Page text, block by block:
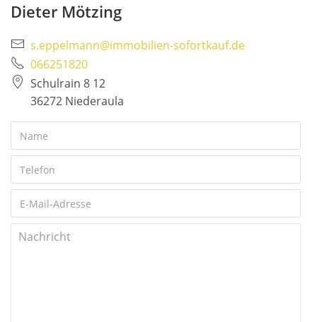
Dieter Mötzing
s.eppelmann@immobilien-sofortkauf.de
066251820
Schulrain 8 12
36272 Niederaula